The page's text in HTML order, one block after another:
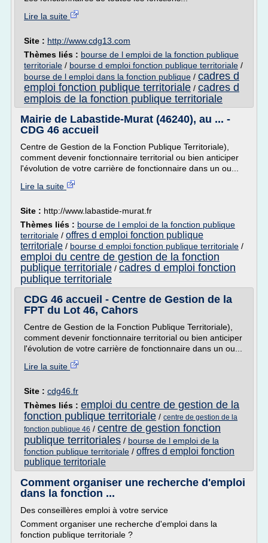
Lire la suite
Site : http://www.cdg13.com
Thèmes liés : bourse de l emploi de la fonction publique
territoriale / bourse d emploi fonction publique territoriale /
bourse de l emploi dans la fonction publique / cadres d
emploi fonction publique territoriale / cadres d
emplois de la fonction publique territoriale
Mairie de Labastide-Murat (46240), au ... -
CDG 46 accueil
Centre de Gestion de la Fonction Publique Territoriale),
comment devenir fonctionnaire territorial ou bien anticiper
l'évolution de votre carrière de fonctionnaire dans un ou...
Lire la suite
Site : http://www.labastide-murat.fr
Thèmes liés : bourse de l emploi de la fonction publique
territoriale / offres d emploi fonction publique
territoriale / bourse d emploi fonction publique territoriale /
emploi du centre de gestion de la fonction
publique territoriale / cadres d emploi fonction
publique territoriale
CDG 46 accueil - Centre de Gestion de la
FPT du Lot 46, Cahors
Centre de Gestion de la Fonction Publique Territoriale),
comment devenir fonctionnaire territorial ou bien anticiper
l'évolution de votre carrière de fonctionnaire dans un ou...
Lire la suite
Site : cdg46.fr
Thèmes liés : emploi du centre de gestion de la
fonction publique territoriale / centre de gestion de la
fonction publique 46 / centre de gestion fonction
publique territoriales / bourse de l emploi de la
fonction publique territoriale / offres d emploi fonction
publique territoriale
Comment organiser une recherche d'emploi
dans la fonction ...
Des conseillères emploi à votre service
Comment organiser une recherche d'emploi dans la
fonction publique territoriale ?